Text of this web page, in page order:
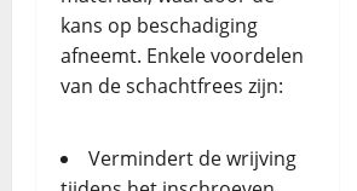
kans op beschadiging
afneemt. Enkele voordelen
van de schachtfrees zijn:
Vermindert de wrijving